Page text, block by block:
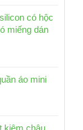
có hộc
miếng dán
áo mini
kiêm chậu